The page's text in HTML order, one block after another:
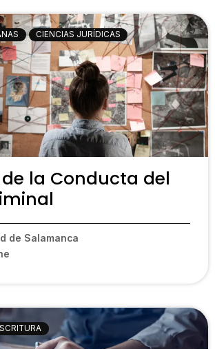
CIENCIAS JURÍDICAS
la Conducta del
de Salamanca